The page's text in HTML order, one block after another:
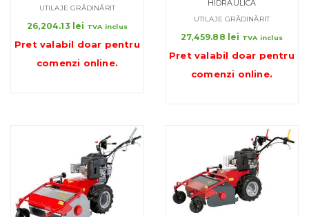
UTILAJE GRĂDINĂRIT
26,204.13 lei TVA inclus
Pret valabil doar pentru
comenzi online.
HIDRAULICA
UTILAJE GRĂDINĂRIT
27,459.88 lei TVA inclus
Pret valabil doar pentru
comenzi online.